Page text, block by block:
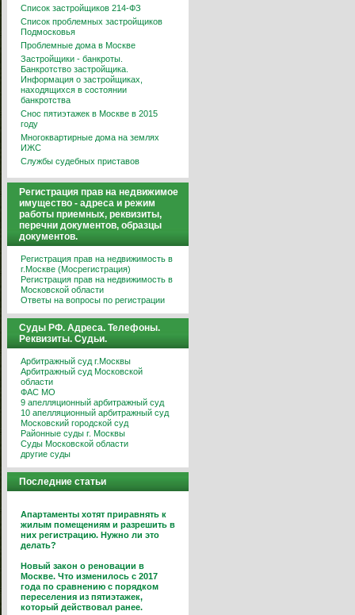
Список застройщиков 214-ФЗ
Список проблемных застройщиков
Подмосковья
Проблемные дома в Москве
Застройщики - банкроты.
Банкротство застройщика.
Информация о застройщиках,
находящихся в состоянии
банкротства
Снос пятиэтажек в Москве в 2015
году
Многоквартирные дома на землях
ИЖС
Службы судебных приставов
Регистрация прав на недвижимое
имущество - адреса и режим
работы приемных, реквизиты,
перечни документов, образцы
документов.
Регистрация прав на недвижимость в
г.Москве (Мосрегистрация)
Регистрация прав на недвижимость в
Московской области
Ответы на вопросы по регистрации
Суды РФ. Адреса. Телефоны.
Реквизиты. Судьи.
Арбитражный суд г.Москвы
Арбитражный суд Московской
области
ФАС МО
9 апелляционный арбитражный суд
10 апелляционный арбитражный суд
Московский городской суд
Районные суды г. Москвы
Суды Московской области
другие суды
Последние статьи
Апартаменты хотят приравнять к
жилым помещениям и разрешить в
них регистрацию. Нужно ли это
делать?
Новый закон о реновации в
Москве. Что изменилось с 2017
года по сравнению с порядком
переселения из пятиэтажек,
который действовал ранее.